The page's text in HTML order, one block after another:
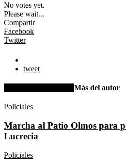
No votes yet.
Please wait...
Compartir
Facebook
Twitter
tweet
Más del autor
Policiales
Marcha al Patio Olmos para
Lucrecia
Policiales